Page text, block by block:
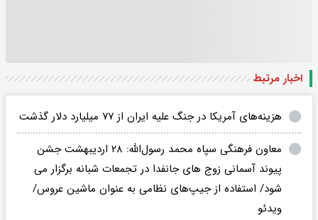
اخبار مرتبط
هزینه‌های آمریکا در جنگ علیه ایران از ۷۷ میلیارد دلار گذشت
معاون فرهنگی سپاه محمد رسول‌الله: ۲۸ اردیبهشت جشن
پیوند آسمانی زوج های جانفدا در تجمعات شبانه برگزار می
شود/ استفاده از جیپ‌های نظامی به عنوان ماشین عروس/
ویدئو